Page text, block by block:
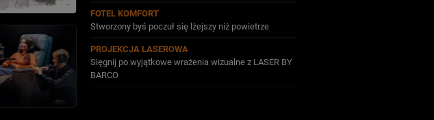
FOTEL KOMFORT
Stworzony byś poczuł się lżejszy niż powietrze
PROJEKCJA LASEROWA
Sięgnij po wyjątkowe wrażenia wizualne z LASER BY
BARCO